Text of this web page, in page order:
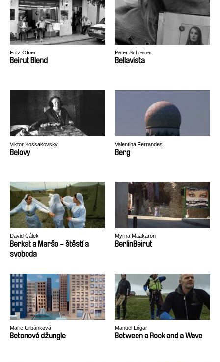
Fritz Ofner
Beirut Blend
Peter Schreiner
Bellavista
Viktor Kossakovsky
Belovy
Valentina Ferrandes
Berg
David Čálek
Berkat a Maršo - štěstí a
svoboda
Myrna Maakaron
BerlinBeirut
Marie Urbánková
Betonová džungle
Manuel Lógar
Between a Rock and a Wave